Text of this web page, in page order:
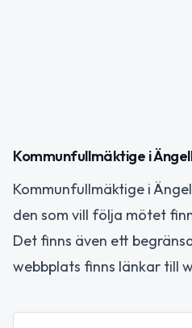
Kommunfullmäktige i
Kommunfullmäktige i
den som vill följa mötet
Det finns även ett
webbplats finns länkar till